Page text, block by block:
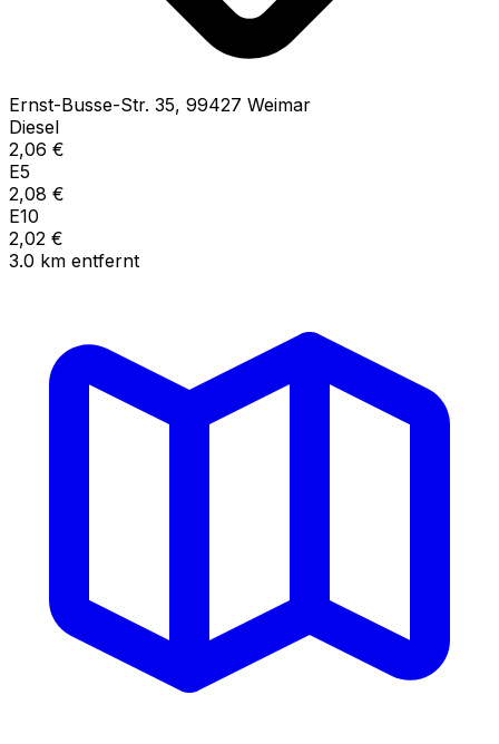
Ernst-Busse-Str. 35, 99427 Weimar
Diesel
2,06 €
E5
2,08 €
E10
2,02 €
3.0 km entfernt